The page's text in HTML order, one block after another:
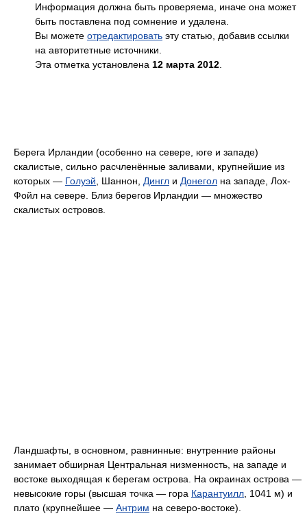
Информация должна быть проверяема, иначе она может
быть поставлена под сомнение и удалена.
Вы можете отредактировать эту статью, добавив ссылки
на авторитетные источники.
Эта отметка установлена 12 марта 2012
Берега Ирландии (особенно на севере, юге и западе)
скалистые, сильно расчленённые заливами, крупнейшие из
которых — Голуэй , Шаннон, Дингл и Донегол на западе, Лох-
Фойл на севере. Близ берегов Ирландии — множество
скалистых островов.
Ландшафты, в основном, равнинные: внутренние районы
занимает обширная Центральная низменность, на западе и
востоке выходящая к берегам острова. На окраинах острова —
невысокие горы (высшая точка — гора Карантуилл , 1041 м) и
плато (крупнейшее — Антрим на северо-востоке).